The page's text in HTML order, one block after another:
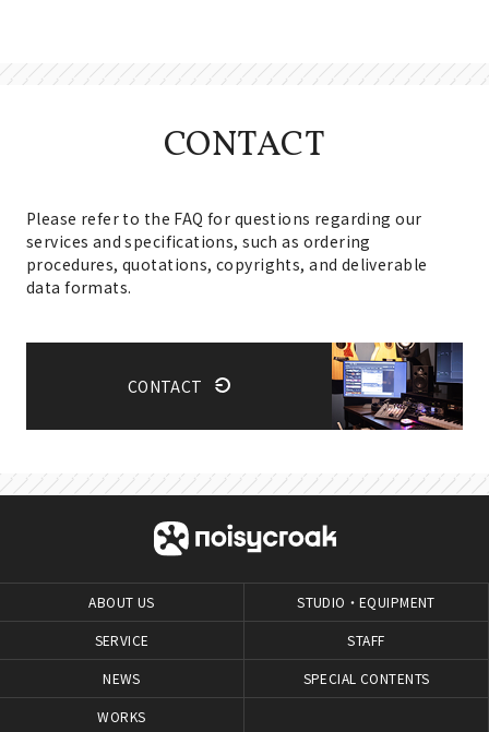
CONTACT
Please refer to the FAQ for questions regarding our
services and specifications, such as ordering
procedures, quotations, copyrights, and deliverable
data formats.
CONTACT
ABOUT US
SERVICE
NEWS
WORKS
STUDIO・EQUIPMENT
STAFF
SPECIAL CONTENTS